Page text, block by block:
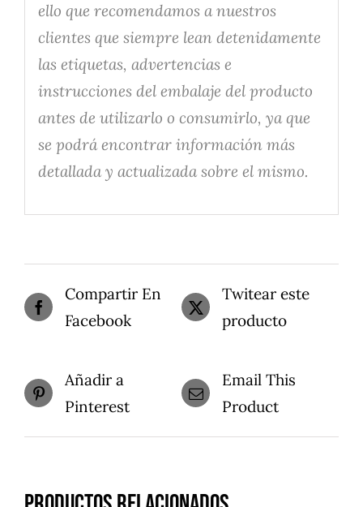
ello que recomendamos a nuestros
clientes que siempre lean detenidamente
las etiquetas, advertencias e
instrucciones del embalaje del producto
antes de utilizarlo o consumirlo, ya que
se podrá encontrar información más
detallada y actualizada sobre el mismo.
Compartir En
Facebook
Twitear este
producto
Añadir a
Pinterest
Email This
Product